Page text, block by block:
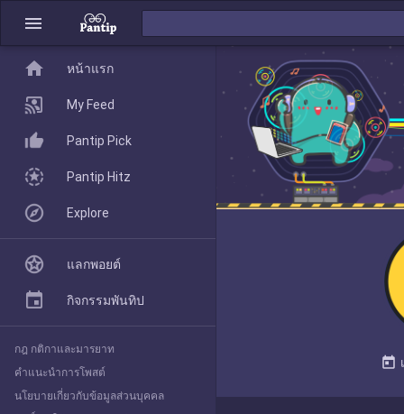
menu
today
home
Pantip Pick
Explore
home หน้าแรก
My Feed
Pantip Pick
Pantip Hitz
Explore
แลกพอยต์
กิจกรรมพันทิป
กฎ กติกาและมารยาท
คำแนะนำการโพสต์
นโยบายเกี่ยวกับข้อมูลส่วนบุคคล